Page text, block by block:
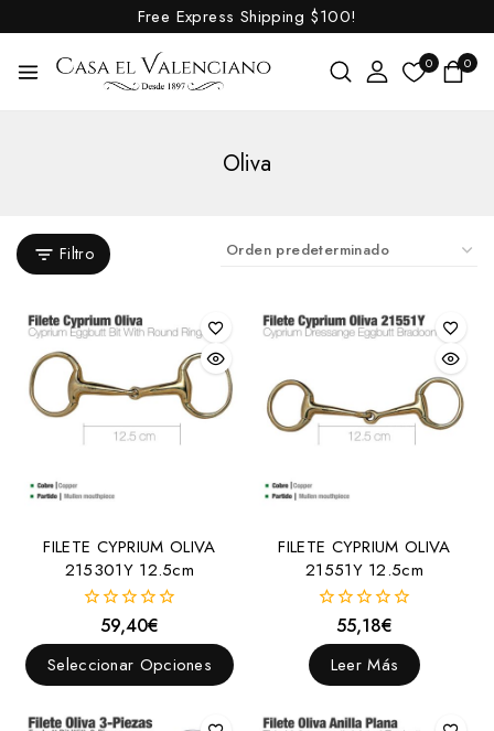
Free Express Shipping $100!
0 0
Oliva
Filtro
FILETE CYPRIUM OLIVA
215301Y 12.5cm
fuera
de
5
59,40€
Seleccionar Opciones
FILETE CYPRIUM OLIVA
21551Y 12.5cm
fuera
de
55,18€
Leer Más